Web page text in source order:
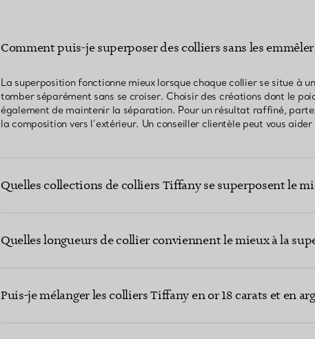
Comment puis-je superposer des colliers sans les emmêler
La superposition fonctionne mieux lorsque chaque collier se situe à
tomber séparément sans se croiser. Choisir des créations dont le
également de maintenir la séparation. Pour un résultat raffiné,
la composition vers l’extérieur. Un conseiller clientèle peut vous
Quelles collections de colliers Tiffany se superposent le
Quelles longueurs de collier conviennent le mieux à la
Puis-je mélanger les colliers Tiffany en or 18 carats et en